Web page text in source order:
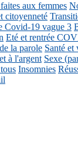
aux femmes
citoyenneté
Covid-19 vague 3
Eté et rentrée
la parole Santé et
à l'argent Sexe
Insomnies